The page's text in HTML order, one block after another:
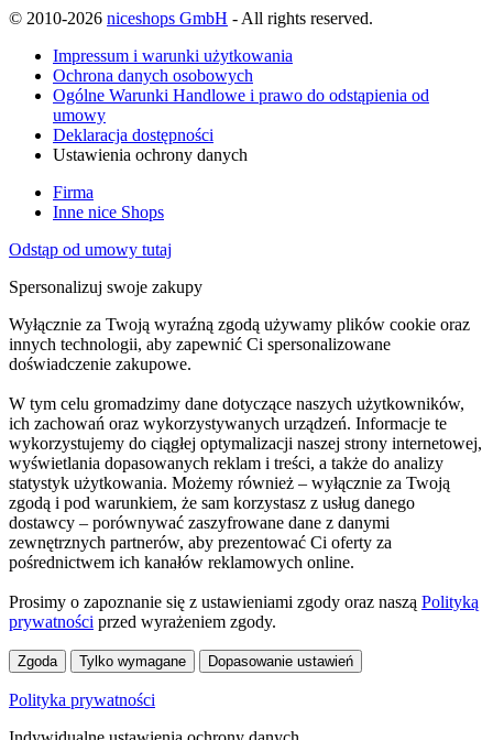
© 2010-2026 niceshops GmbH - All rights reserved.
Impressum i warunki użytkowania
Ochrona danych osobowych
Ogólne Warunki Handlowe i prawo do odstąpienia od
umowy
Deklaracja dostępności
Ustawienia ochrony danych
Firma
Inne nice Shops
Odstąp od umowy tutaj
Spersonalizuj swoje zakupy
Wyłącznie za Twoją wyraźną zgodą używamy plików cookie oraz
innych technologii, aby zapewnić Ci spersonalizowane
doświadczenie zakupowe.
W tym celu gromadzimy dane dotyczące naszych użytkowników,
ich zachowań oraz wykorzystywanych urządzeń. Informacje te
wykorzystujemy do ciągłej optymalizacji naszej strony internetowej,
wyświetlania dopasowanych reklam i treści, a także do analizy
statystyk użytkowania. Możemy również – wyłącznie za Twoją
zgodą i pod warunkiem, że sam korzystasz z usług danego
dostawcy – porównywać zaszyfrowane dane z danymi
zewnętrznych partnerów, aby prezentować Ci oferty za
pośrednictwem ich kanałów reklamowych online.
Prosimy o zapoznanie się z ustawieniami zgody oraz naszą Polityką
prywatności przed wyrażeniem zgody.
Zgoda Tylko wymagane Dopasowanie ustawień
Polityka prywatności